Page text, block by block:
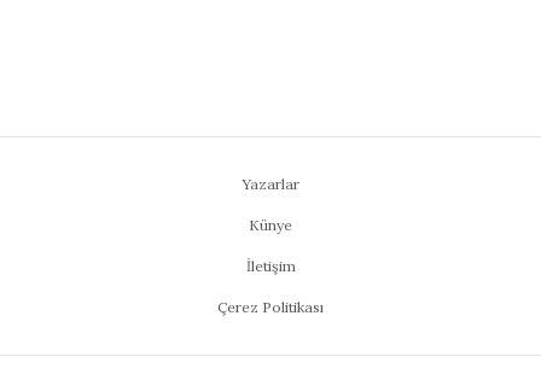
Yazarlar
Künye
İletişim
Çerez Politikası